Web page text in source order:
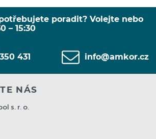
poradit? Volejte nebo
– 15:30
431 info@amkor.cz
NÁS
s. r. o.